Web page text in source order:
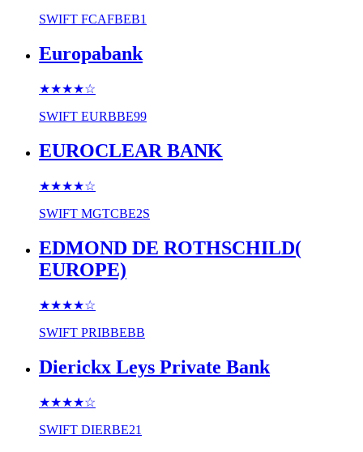
SWIFT FCAFBEB1
Europabank
★★★★☆
SWIFT EURBBE99
EUROCLEAR BANK
★★★★☆
SWIFT MGTCBE2S
EDMOND DE ROTHSCHILD(
EUROPE)
★★★★☆
SWIFT PRIBBEBB
Dierickx Leys Private Bank
★★★★☆
SWIFT DIERBE21